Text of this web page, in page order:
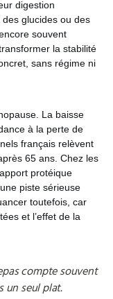
digestion
glucides ou des
souvent
la stabilité
sans régime ni
La baisse
à la perte de
français relèvent
65 ans. Chez les
protéique
piste sérieuse
toutefois, car
et l’effet de la
compte souvent
un seul plat.